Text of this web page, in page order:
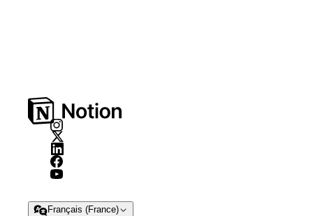
Français (France)